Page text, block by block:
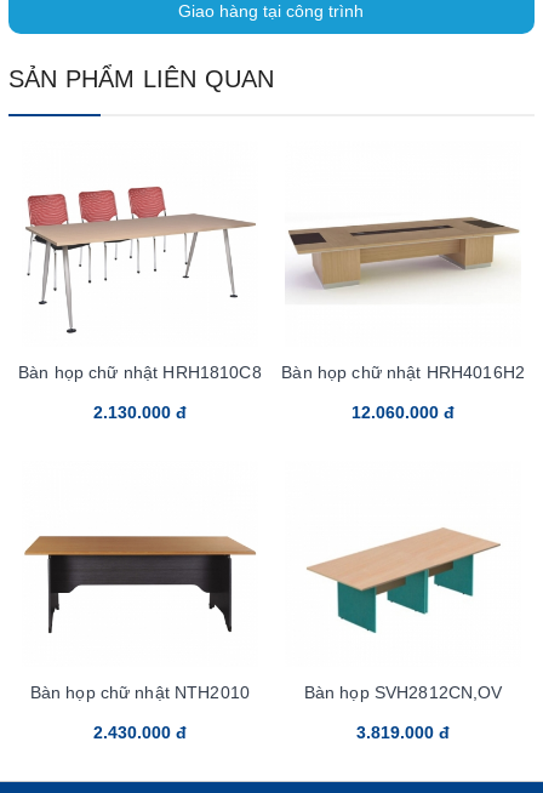
Giao hàng tại công trình
SẢN PHẨM LIÊN QUAN
Bàn họp chữ nhật HRH1810C8
2.130.000 đ
Bàn họp chữ nhật HRH4016H2
12.060.000 đ
Bàn họp chữ nhật NTH2010
2.430.000 đ
Bàn họp SVH2812CN,OV
3.819.000 đ